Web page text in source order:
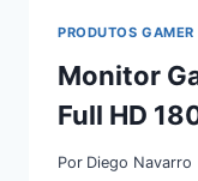
PRODUTOS GAMER
Monitor
Full HD
Por Diego Navarro